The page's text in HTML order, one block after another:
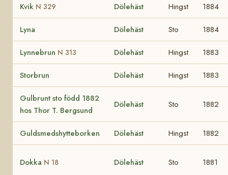
Kvik N 329 Dölehäst Hingst 1884
Lyna Dölehäst Sto 1884
Lynnebrun N 313 Dölehäst Hingst 1883
Storbrun Dölehäst Hingst 1883
Gulbrunt sto född 1882
hos Thor T. Bergsund
Dölehäst Sto 1882
Guldsmedshytteborken Dölehäst Hingst 1882
Dokka N 18 Dölehäst Sto 1881